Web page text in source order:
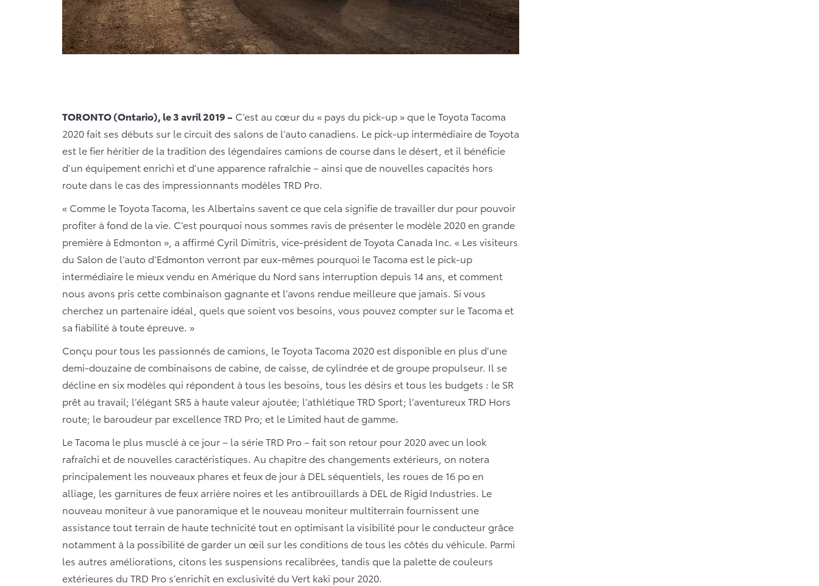
TORONTO (Ontario), le 3 avril 2019 – C’est au cœur du « pays du pick-up » que le Toyota Tacoma
2020 fait ses débuts sur le circuit des salons de l’auto canadiens. Le pick-up intermédiaire de Toyota
est le fier héritier de la tradition des légendaires camions de course dans le désert, et il bénéficie
d’un équipement enrichi et d’une apparence rafraîchie – ainsi que de nouvelles capacités hors
route dans le cas des impressionnants modèles TRD Pro.
« Comme le Toyota Tacoma, les Albertains savent ce que cela signifie de travailler dur pour pouvoir
profiter à fond de la vie. C’est pourquoi nous sommes ravis de présenter le modèle 2020 en grande
première à Edmonton », a affirmé Cyril Dimitris, vice-président de Toyota Canada Inc. « Les visiteurs
du Salon de l’auto d’Edmonton verront par eux-mêmes pourquoi le Tacoma est le pick-up
intermédiaire le mieux vendu en Amérique du Nord sans interruption depuis 14 ans, et comment
nous avons pris cette combinaison gagnante et l’avons rendue meilleure que jamais. Si vous
cherchez un partenaire idéal, quels que soient vos besoins, vous pouvez compter sur le Tacoma et
sa fiabilité à toute épreuve. »
Conçu pour tous les passionnés de camions, le Toyota Tacoma 2020 est disponible en plus d’une
demi-douzaine de combinaisons de cabine, de caisse, de cylindrée et de groupe propulseur. Il se
décline en six modèles qui répondent à tous les besoins, tous les désirs et tous les budgets : le SR
prêt au travail; l’élégant SR5 à haute valeur ajoutée; l’athlétique TRD Sport; l’aventureux TRD Hors
route; le baroudeur par excellence TRD Pro; et le Limited haut de gamme.
Le Tacoma le plus musclé à ce jour – la série TRD Pro – fait son retour pour 2020 avec un look
rafraîchi et de nouvelles caractéristiques. Au chapitre des changements extérieurs, on notera
principalement les nouveaux phares et feux de jour à DEL séquentiels, les roues de 16 po en
alliage, les garnitures de feux arrière noires et les antibrouillards à DEL de Rigid Industries. Le
nouveau moniteur à vue panoramique et le nouveau moniteur multiterrain fournissent une
assistance tout terrain de haute technicité tout en optimisant la visibilité pour le conducteur grâce
notamment à la possibilité de garder un œil sur les conditions de tous les côtés du véhicule. Parmi
les autres améliorations, citons les suspensions recalibrées, tandis que la palette de couleurs
extérieures du TRD Pro s’enrichit en exclusivité du Vert kaki pour 2020.